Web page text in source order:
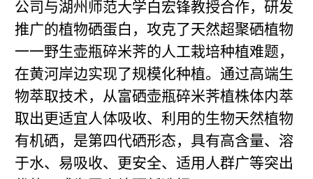
公司与湖州师范大学白宏锋教授合作，研发
推广的植物硒蛋白，攻克了天然超聚硒植物
一一野生壶瓶碎米荠的人工栽培种植难题，
在黄河岸边实现了规模化种植。通过高端生
物萃取技术，从富硒壶瓶碎米荠植株体内萃
取出更适宜人体吸收、利用的生物天然植物
有机硒，是第四代硒形态，具有高含量、溶
于水、易吸收、更安全、适用人群广等突出